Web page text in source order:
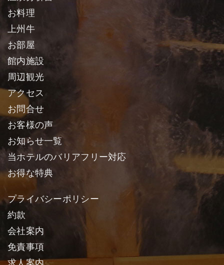
お料理
上州牛
お部屋
館内施設
周辺観光
アクセス
お問合せ
お客様の声
お知らせ一覧
当ホテルのバリアフリー対応
お得な特典
プライバシーポリシー
約款
会社案内
免責事項
求人案内